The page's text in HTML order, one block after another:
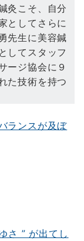
灸こそ、自分
としてさらに
先生に美容鍼
してスタッフ
ージ協会に９
た技術を持つ
ランスが及ぼ